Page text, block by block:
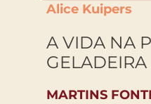
Alice Kuipers
A VIDA NA
GELADEIRA
MARTINS